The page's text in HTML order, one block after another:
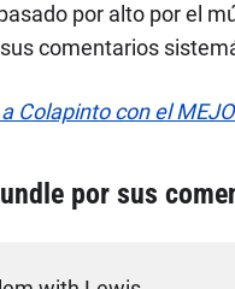
por alto por el
comentarios
Colapinto con el
por sus